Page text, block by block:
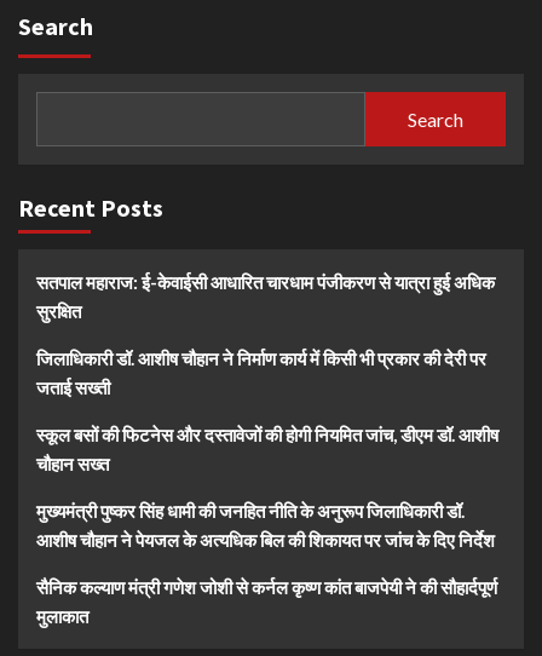
Search
Search
Recent Posts
सतपाल महाराज: ई-केवाईसी आधारित चारधाम पंजीकरण से यात्रा हुई अधिक
सुरक्षित
जिलाधिकारी डॉ. आशीष चौहान ने निर्माण कार्य में किसी भी प्रकार की देरी पर
जताई सख्ती
स्कूल बसों की फिटनेस और दस्तावेजों की होगी नियमित जांच, डीएम डॉ. आशीष
चौहान सख्त
मुख्यमंत्री पुष्कर सिंह धामी की जनहित नीति के अनुरूप जिलाधिकारी डॉ.
आशीष चौहान ने पेयजल के अत्यधिक बिल की शिकायत पर जांच के दिए निर्देश
सैनिक कल्याण मंत्री गणेश जोशी से कर्नल कृष्ण कांत बाजपेयी ने की सौहार्दपूर्ण
मुलाकात